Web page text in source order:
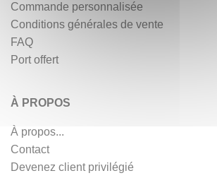
Commande personnalisée
Conditions générales de vente
FAQ
Port offert
À PROPOS
À propos...
Contact
Devenez client privilégié